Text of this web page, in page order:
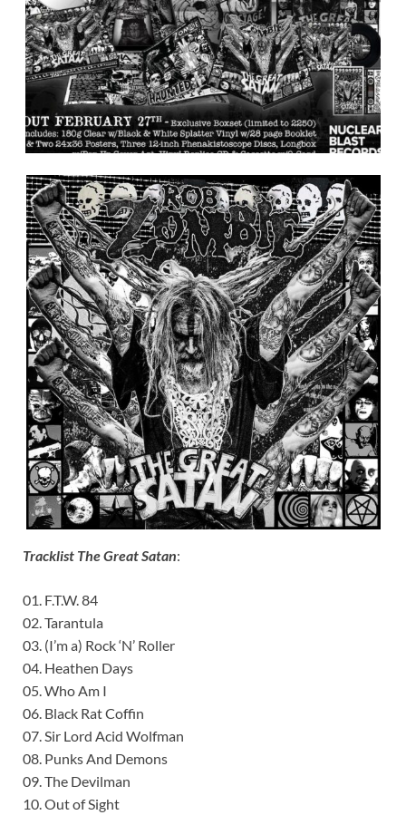
Tracklist The Great Satan:
01. F.T.W. 84
02. Tarantula
03. (I’m a) Rock ‘N’ Roller
04. Heathen Days
05. Who Am I
06. Black Rat Coffin
07. Sir Lord Acid Wolfman
08. Punks And Demons
09. The Devilman
10. Out of Sight